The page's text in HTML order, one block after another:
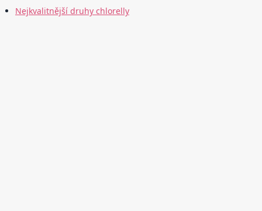
Nejkvalitnější druhy chlorelly